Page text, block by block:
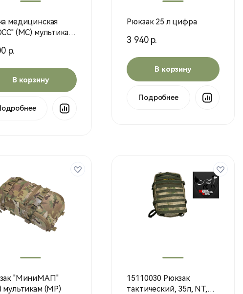
медицинская
(МС) мультикам
р.
В корзину
Рюкзак 25 л цифра
3 940 р.
В корзину
Подробнее
"МиниМАП"
(MP)
15110030 Рюкзак
тактический, 35л, NT,